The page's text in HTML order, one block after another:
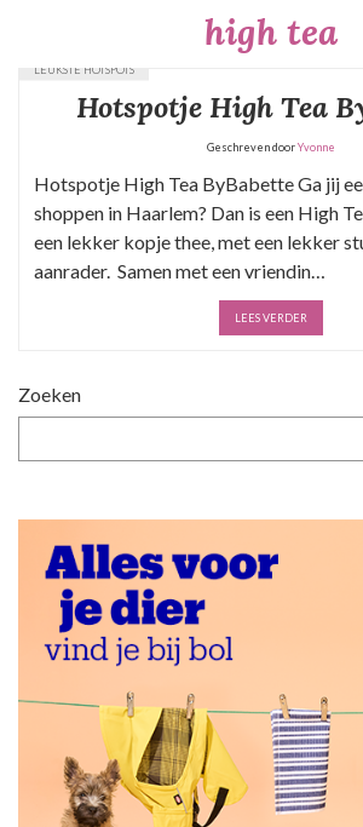
high tea
LEUKSTE HOTSPOTS
Hotspotje High Tea
Geschreven doorYvonne
Hotspotje High Tea ByBabette Ga jij
shoppen in Haarlem? Dan is een High
een lekker kopje thee, met een lekker
aanrader. Samen met een vriendin…
LEES VERDER
Zoeken